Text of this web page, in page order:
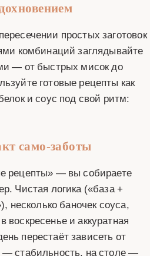
простых заготовок
комбинаций заглядывайте
— от быстрых мисок до
готовые рецепты как
и соус под свой ритм:
само-заботы
рецепты» — вы собираете
Чистая логика («база +
несколько баночек соуса,
и аккуратная
перестаёт зависеть от
— стабильность, на столе —